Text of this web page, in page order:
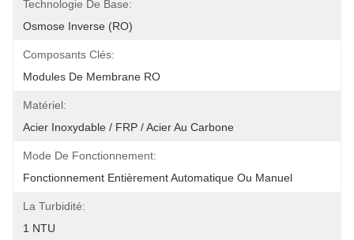
Technologie De Base:
Osmose Inverse (RO)
Composants Clés:
Modules De Membrane RO
Matériel:
Acier Inoxydable / FRP / Acier Au Carbone
Mode De Fonctionnement:
Fonctionnement Entièrement Automatique Ou Manuel
La Turbidité:
1 NTU